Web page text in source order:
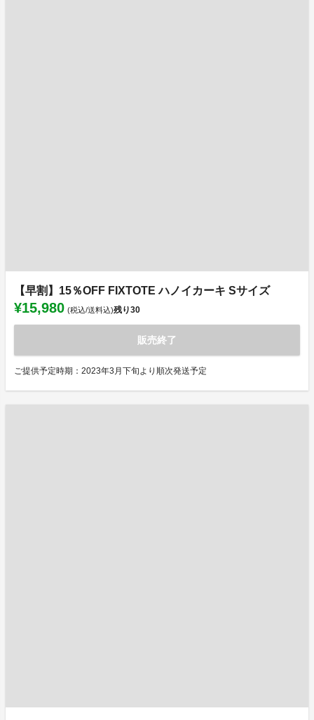
【早割】15％OFF FIXTOTE ハノイカーキ Sサイズ
¥15,980 (税込/送料込)残り30
販売終了
ご提供予定時期：2023年3月下旬より順次発送予定